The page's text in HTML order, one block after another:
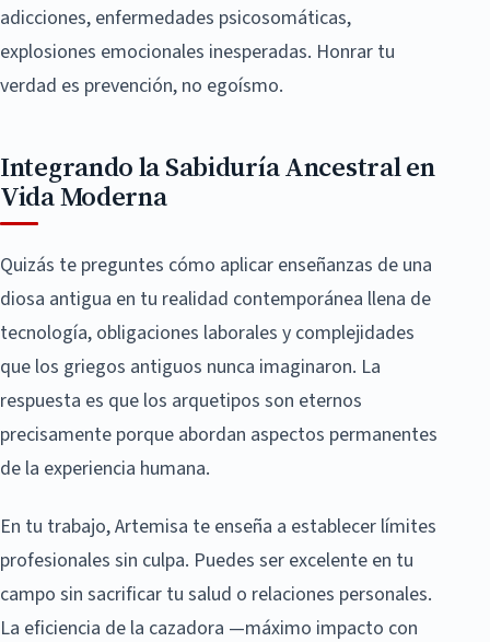
adicciones, enfermedades psicosomáticas,
explosiones emocionales inesperadas. Honrar tu
verdad es prevención, no egoísmo.
Integrando la Sabiduría Ancestral en
Vida Moderna
Quizás te preguntes cómo aplicar enseñanzas de una
diosa antigua en tu realidad contemporánea llena de
tecnología, obligaciones laborales y complejidades
que los griegos antiguos nunca imaginaron. La
respuesta es que los arquetipos son eternos
precisamente porque abordan aspectos permanentes
de la experiencia humana.
En tu trabajo, Artemisa te enseña a establecer límites
profesionales sin culpa. Puedes ser excelente en tu
campo sin sacrificar tu salud o relaciones personales.
La eficiencia de la cazadora —máximo impacto con